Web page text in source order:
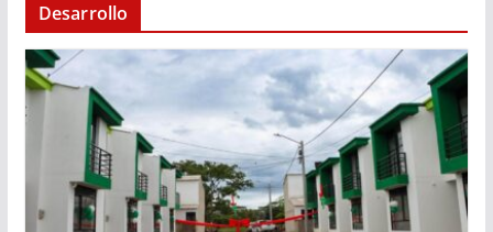
Desarrollo